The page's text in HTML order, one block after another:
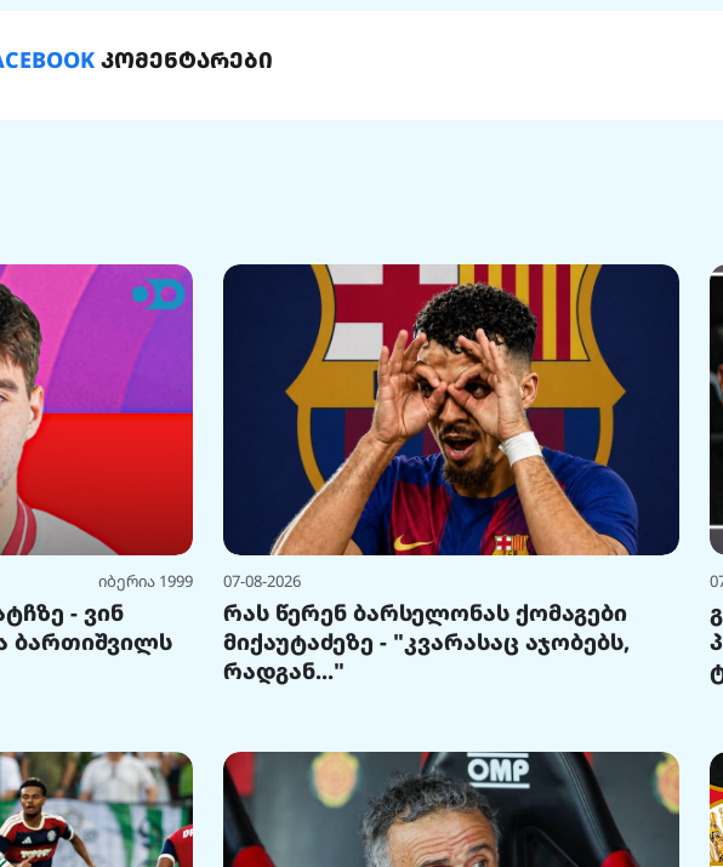
კომენტარები
იბერია 1999
- ვინ
ბართიშვილს
07-08-2026
რას წერენ ბარსელონას ქომაგები
მიქაუტაძეზე - "კვარასაც აჯობებს,
რადგან..."